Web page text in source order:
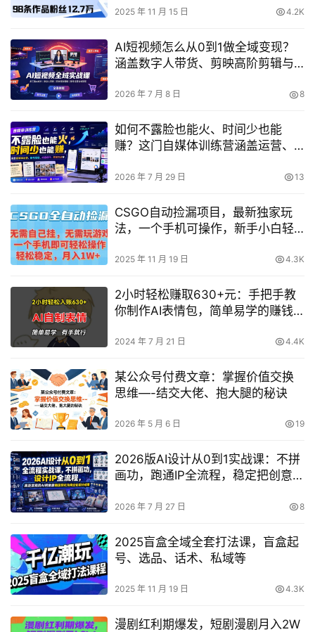
2025 年 11 月 15 日 4.2K
AI短视频怎么从0到1做全域变现？
涵盖数字人带货、剪映高阶剪辑与
2026 年 7 月 8 日 8
如何不露脸也能火、时间少也能
赚？这门自媒体训练营涵盖运营、
2026 年 7 月 29 日 13
CSGO自动捡漏项目，最新独家玩
法，一个手机可操作，新手小白轻
秘】
2025 年 11 月 19 日 4.3K
2小时轻松赚取630+元：手把手教
你制作AI表情包，简单易学的赚钱
2024 年 7 月 21 日 4.4K
某公众号付费文章：掌握价值交换
思维—-结交大佬、抱大腿的秘诀
2026 年 5 月 6 日 19
2026版AI设计从0到1实战课：不拼
画功，跑通IP全流程，稳定把创意转
2026 年 7 月 27 日 8
2025盲盒全域全套打法课，盲盒起
号、选品、话术、私域等
2025 年 11 月 19 日 4.3K
漫剧红利期爆发，短剧漫剧月入2W